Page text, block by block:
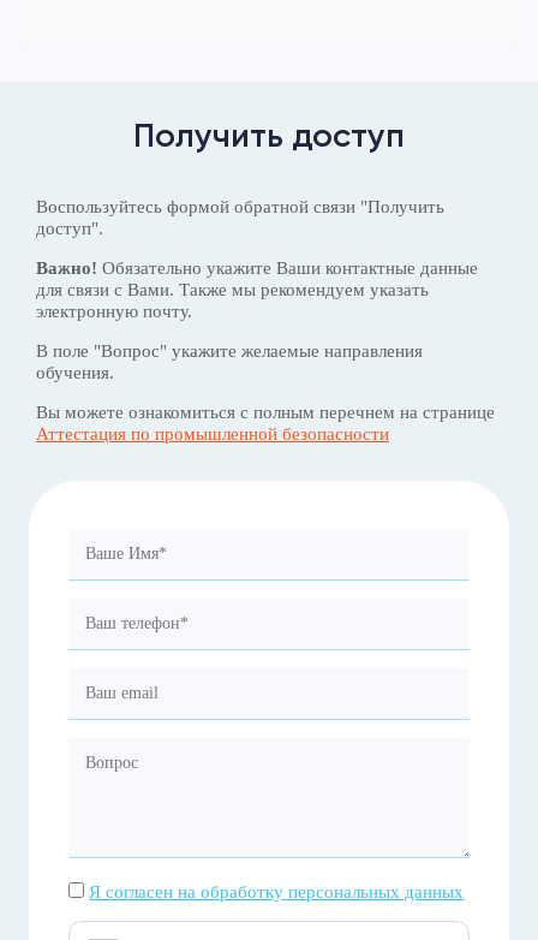
Получить доступ
Воспользуйтесь формой обратной связи "Получить
доступ".
Важно! Обязательно укажите Ваши контактные данные
для связи с Вами. Также мы рекомендуем указать
электронную почту.
В поле "Вопрос" укажите желаемые направления
обучения.
Вы можете ознакомиться с полным перечнем на странице
Аттестация по промышленной безопасности
Я согласен на обработку персональных данных